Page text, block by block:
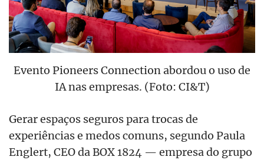
Evento Pioneers Connection abordou o uso de
IA nas empresas. (Foto: CI&T)
Gerar espaços seguros para trocas de
experiências e medos comuns, segundo Paula
Englert, CEO da BOX 1824 — empresa do grupo